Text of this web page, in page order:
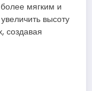
мягким и
высоту
создавая